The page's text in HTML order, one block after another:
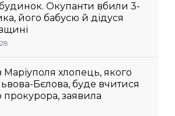
будинок. Окупанти вбили 3-
його бабусю й дідуся
хлопець, якого
Бєлова, буде вчитися
прокурора, заявила